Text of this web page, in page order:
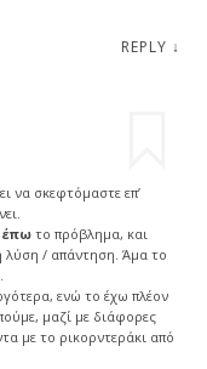
REPLY ↓
να σκεφτόμαστε επ’
το πρόβλημα, και
λύση / απάντηση. Άμα το
ενώ το έχω πλέον
μαζί με διάφορες
με το ρικορντεράκι από